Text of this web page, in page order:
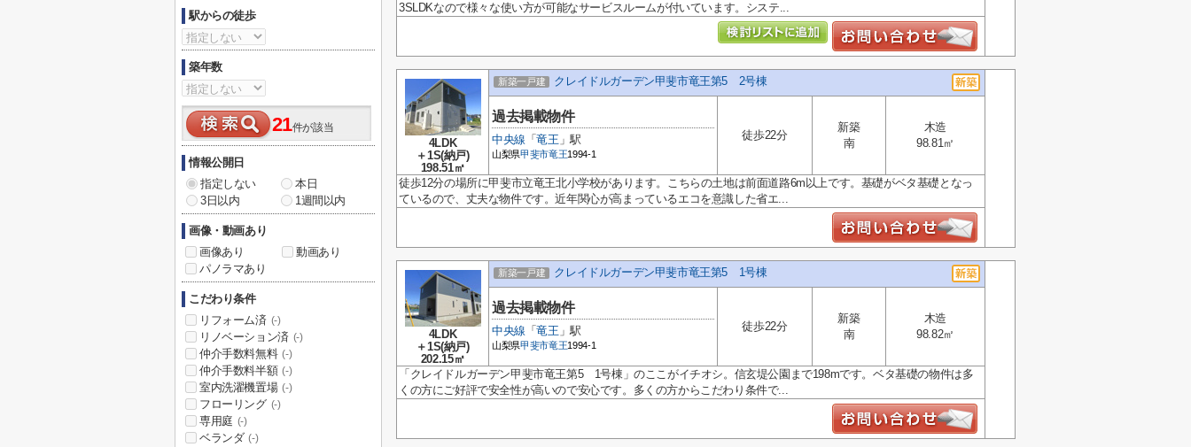
3SLDKなので様々な使い方が可能なサービスルームが付いています。システ...
4LDK
＋1S(納戸)
198.51㎡
新築一戸建 クレイドルガーデン甲斐市竜王第5 2号棟
過去掲載物件
中央線 「竜王 」駅
山梨県甲斐市竜王1994-1
徒歩22分
新築
南
木造
98.81㎡
徒歩12分の場所に甲斐市立竜王北小学校があります。こちらの土地は前面道路6m以上です。基礎がベタ基礎となっ
ているので、丈夫な物件です。近年関心が高まっているエコを意識した省エ...
4LDK
＋1S(納戸)
202.15㎡
新築一戸建 クレイドルガーデン甲斐市竜王第5 1号棟
過去掲載物件
中央線 「竜王 」駅
山梨県甲斐市竜王1994-1
徒歩22分
新築
南
木造
98.82㎡
「クレイドルガーデン甲斐市竜王第5 1号棟」のここがイチオシ。信玄堤公園まで198mです。ベタ基礎の物件は多
くの方にご好評で安全性が高いので安心です。多くの方からこだわり条件で...
駅からの徒歩
築年数
21件が該当
情報公開日
指定しない
本日
3日以内
1週間以内
画像・動画あり
画像あり
動画あり
パノラマあり
こだわり条件
リフォーム済 (-)
リノベーション済 (-)
仲介手数料無料 (-)
仲介手数料半額 (-)
室内洗濯機置場 (-)
フローリング (-)
専用庭 (-)
ベランダ (-)